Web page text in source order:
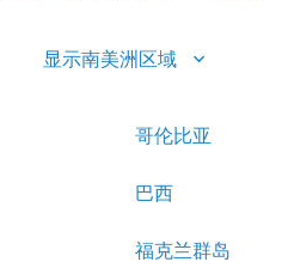
显示南美洲区域
哥伦比亚
巴西
福克兰群岛